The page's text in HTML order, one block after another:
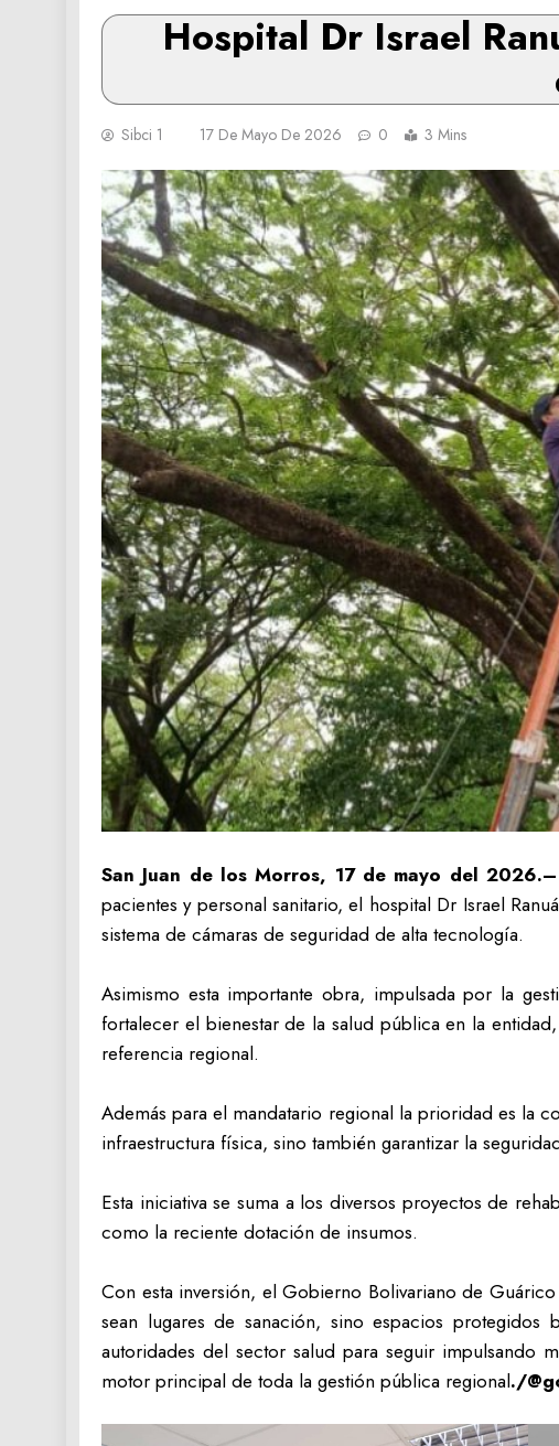
Hospital Dr Israel
Sibci 1 17 De Mayo De 2026 0 3 Mins
‎San Juan de los Morros, 17 de mayo del 2026.–
pacientes y personal sanitario, el hospital Dr Israel
sistema de cámaras de seguridad de alta tecnología.
‎Asimismo esta importante obra, impulsada por la
fortalecer el bienestar de la salud pública en la
referencia regional.
‎Además para el mandatario regional la prioridad es la
infraestructura física, sino también garantizar la
‎Esta iniciativa se suma a los diversos proyectos de
como la reciente dotación de insumos.
‎Con esta inversión, el Gobierno Bolivariano de
sean lugares de sanación, sino espacios
autoridades del sector salud para seguir impulsando
motor principal de toda la gestión pública regional./